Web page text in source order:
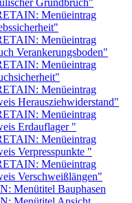
Grundbruch"
Menüeintrag
Menüeintrag
Verankerungsboden"
Menüeintrag
Menüeintrag
Herausziehwiderstand"
Menüeintrag
Erdauflager "
Menüeintrag
Verpresspunkte "
Menüeintrag
Verschweißlängen"
Menütitel Bauphasen